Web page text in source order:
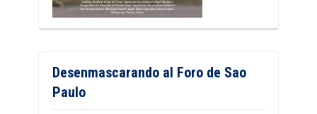
Desenmascarando al Foro de Sao
Paulo